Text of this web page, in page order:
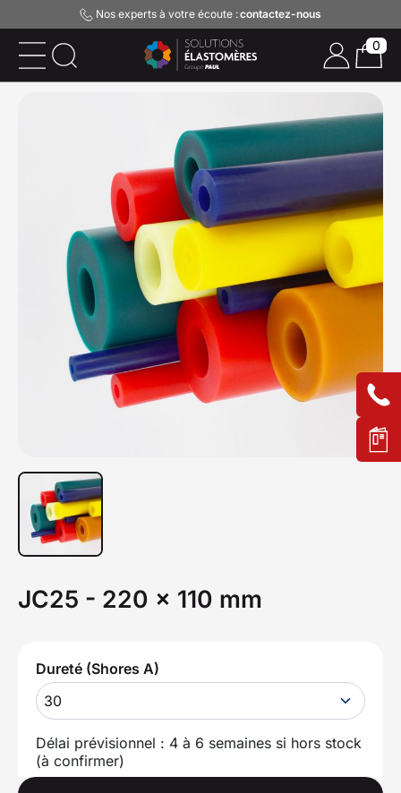
Nos experts à votre écoute :contactez-nous
JC25 - 220 x 110 mm
Dureté (Shores A)
30
Délai prévisionnel : 4 à 6 semaines si hors stock
(à confirmer)
0